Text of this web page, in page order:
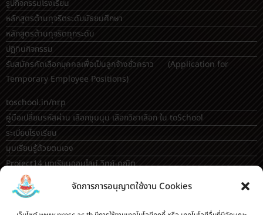
จัดการการอนุญาตใช้งาน Cookies
วิธีใช้งานอินเตอร์เน็ต
ขออีเมล์โรงเรียน @nrpsc.ac.th
ขอใช้อินเตอร์เน็ตโรงเรียน(สำหรับครู)
ดาวน์โหลด
รูปกิจกรรมโรงเรียน
หลักสูตรต้านทุจริตระดับมัธยมศึกษา
หลักสูตรต้านทุจริตทุกระดับ
ปฏิทินกิจกรรม
รับสมัครคัดเลือกบุคคลเพื่อเป็นลูกจ้างชั่วคราว (Application for
Temporary Employee Positions)
toschool.in/nrp
คู่มือเปลี่ยนรหัสผ่าน เลือกชุมนุม เลือกวิชาเลือก ใน toSchool